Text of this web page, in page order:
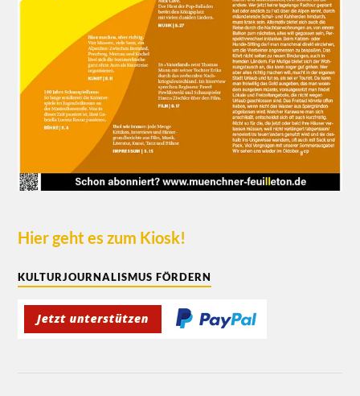
Hier geht es zum Kiosk!
KULTURJOURNALISMUS FÖRDERN